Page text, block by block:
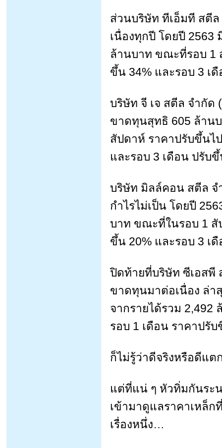
ส่วนบริษัท ทีเอ็มที สตีล
เนื่องทุกปี โดยปี 2563
ล้านบาท ขณะที่รอบ 1
ขึ้น 34% และรอบ 3 เ
บริษัท จี เจ สตีล จำกัด
ขาดทุนสุทธิ 605 ล้าน
สัปดาห์ ราคาปรับขึ้นไ
และรอบ 3 เดือน ปรับ
บริษัท มิลล์คอน สตีล จ
กำไรไม่เป็น โดยปี
บาท ขณะที่ในรอบ 1 สั
ขึ้น 20% และรอบ 3 เ
ปิดท้ายที่บริษัท ซีเอสพี
ขาดทุนมาต่อเนื่อง ล่า
จากรายได้รวม 2,492
รอบ 1 เดือน ราคาปรั
ก็ไม่รู้ว่าดีจริงหรือดีแต
แต่ที่แน่ ๆ หัวทิ่มกันระ
เข้ามาดูแลราคาเหล็
เรื่องหนึ่ง…